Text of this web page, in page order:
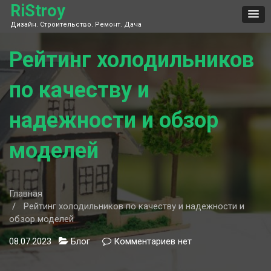
Skip
content
RiStroy
Дизайн. Строительство. Ремонт. Дача
Рейтинг холодильников
по качеству и
надежности и обзор
моделей
Главная
Рейтинг холодильников по качеству и надежности и
обзор моделей
08.07.2023 Блог Комментариев кнет